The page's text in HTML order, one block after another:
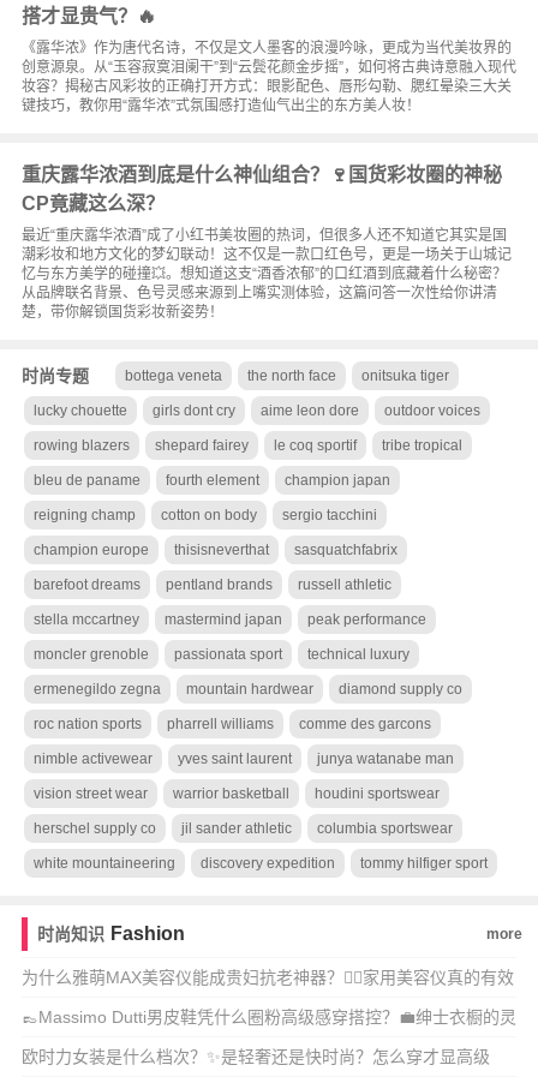
搭才显贵气？🔥
《露华浓》作为唐代名诗，不仅是文人墨客的浪漫吟咏，更成为当代美妆界的
创意源泉。从“玉容寂寞泪阑干”到“云鬓花颜金步摇”，如何将古典诗意融入现代
妆容？揭秘古风彩妆的正确打开方式：眼影配色、唇形勾勒、腮红晕染三大关
键技巧，教你用“露华浓”式氛围感打造仙气出尘的东方美人妆！
重庆露华浓酒到底是什么神仙组合？🍷国货彩妆圈的神秘
CP竟藏这么深？
最近“重庆露华浓酒”成了小红书美妆圈的热词，但很多人还不知道它其实是国
潮彩妆和地方文化的梦幻联动！这不仅是一款口红色号，更是一场关于山城记
忆与东方美学的碰撞💥。想知道这支“酒香浓郁”的口红酒到底藏着什么秘密？
从品牌联名背景、色号灵感来源到上嘴实测体验，这篇问答一次性给你讲清
楚，带你解锁国货彩妆新姿势！
时尚专题 bottega veneta the north face onitsuka tiger
lucky chouette girls dont cry aime leon dore outdoor voices
rowing blazers shepard fairey le coq sportif tribe tropical
bleu de paname fourth element champion japan
reigning champ cotton on body sergio tacchini
champion europe thisisneverthat sasquatchfabrix
barefoot dreams pentland brands russell athletic
stella mccartney mastermind japan peak performance
moncler grenoble passionata sport technical luxury
ermenegildo zegna mountain hardwear diamond supply co
roc nation sports pharrell williams comme des garcons
nimble activewear yves saint laurent junya watanabe man
vision street wear warrior basketball houdini sportswear
herschel supply co jil sander athletic columbia sportswear
white mountaineering discovery expedition tommy hilfiger sport
时尚知识 Fashion more
为什么雅萌MAX美容仪能成贵妇抗老神器？💆‍♀️家用美容仪真的有效
吗？🔥
👞Massimo Dutti男皮鞋凭什么圈粉高级感穿搭控？💼绅士衣橱的灵
魂单
欧时力女装是什么档次？✨是轻奢还是快时尚？怎么穿才显高级